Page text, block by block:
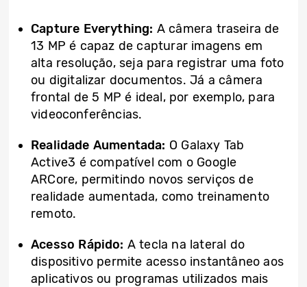
Capture Everything: A câmera traseira de
13 MP é capaz de capturar imagens em
alta resolução, seja para registrar uma foto
ou digitalizar documentos. Já a câmera
frontal de 5 MP é ideal, por exemplo, para
videoconferências.
Realidade Aumentada: O Galaxy Tab
Active3 é compatível com o Google
ARCore, permitindo novos serviços de
realidade aumentada, como treinamento
remoto.
Acesso Rápido: A tecla na lateral do
dispositivo permite acesso instantâneo aos
aplicativos ou programas utilizados mais